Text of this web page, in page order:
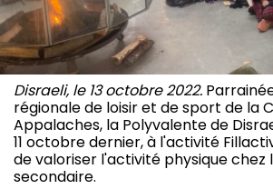
Disraeli, le 13 octobre 2022.
régionale de loisir et de sport de la
Appalaches, la Polyvalente de
11 octobre dernier, à l'activité
de valoriser l'activité physique chez
secondaire.